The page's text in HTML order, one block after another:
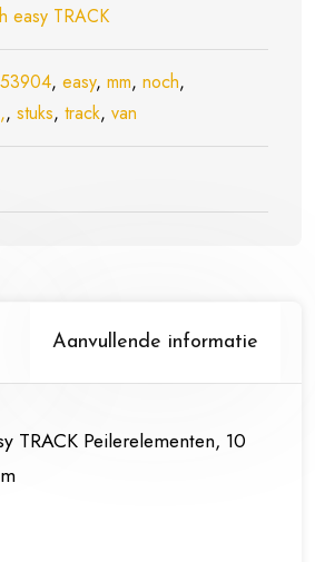
easy TRACK
53904, easy, mm, noch,
, stuks, track, van
Aanvullende informatie
TRACK Peilerelementen, 10